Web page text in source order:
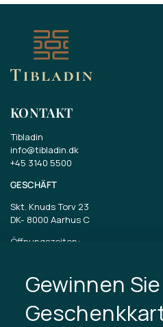
KONTAKT
Tibladin
info@tibladin.dk
+45 3140 5500
GESCHÄFT
Skt. Knuds Torv 23
DK- 8000 Aarhus C
Öffnungszeiten:
CVR: 40875743
Gewinnen